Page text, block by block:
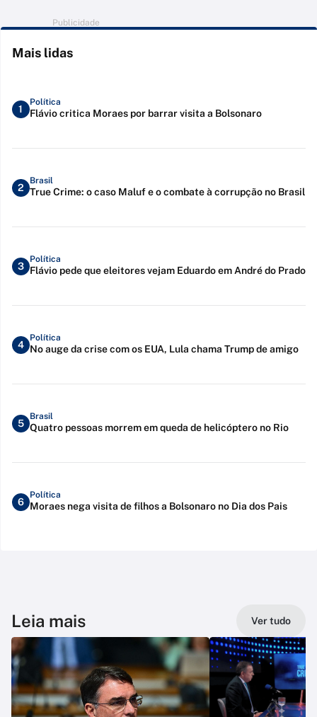
Publicidade
Mais lidas
1
Política
Flávio critica Moraes por barrar visita a Bolsonaro
2
Brasil
True Crime: o caso Maluf e o combate à corrupção no Brasil
3
Política
Flávio pede que eleitores vejam Eduardo em André do Prado
4
Política
No auge da crise com os EUA, Lula chama Trump de amigo
5
Brasil
Quatro pessoas morrem em queda de helicóptero no Rio
6
Política
Moraes nega visita de filhos a Bolsonaro no Dia dos Pais
Leia mais Ver tudo